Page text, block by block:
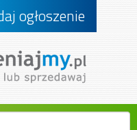
ogłoszenie